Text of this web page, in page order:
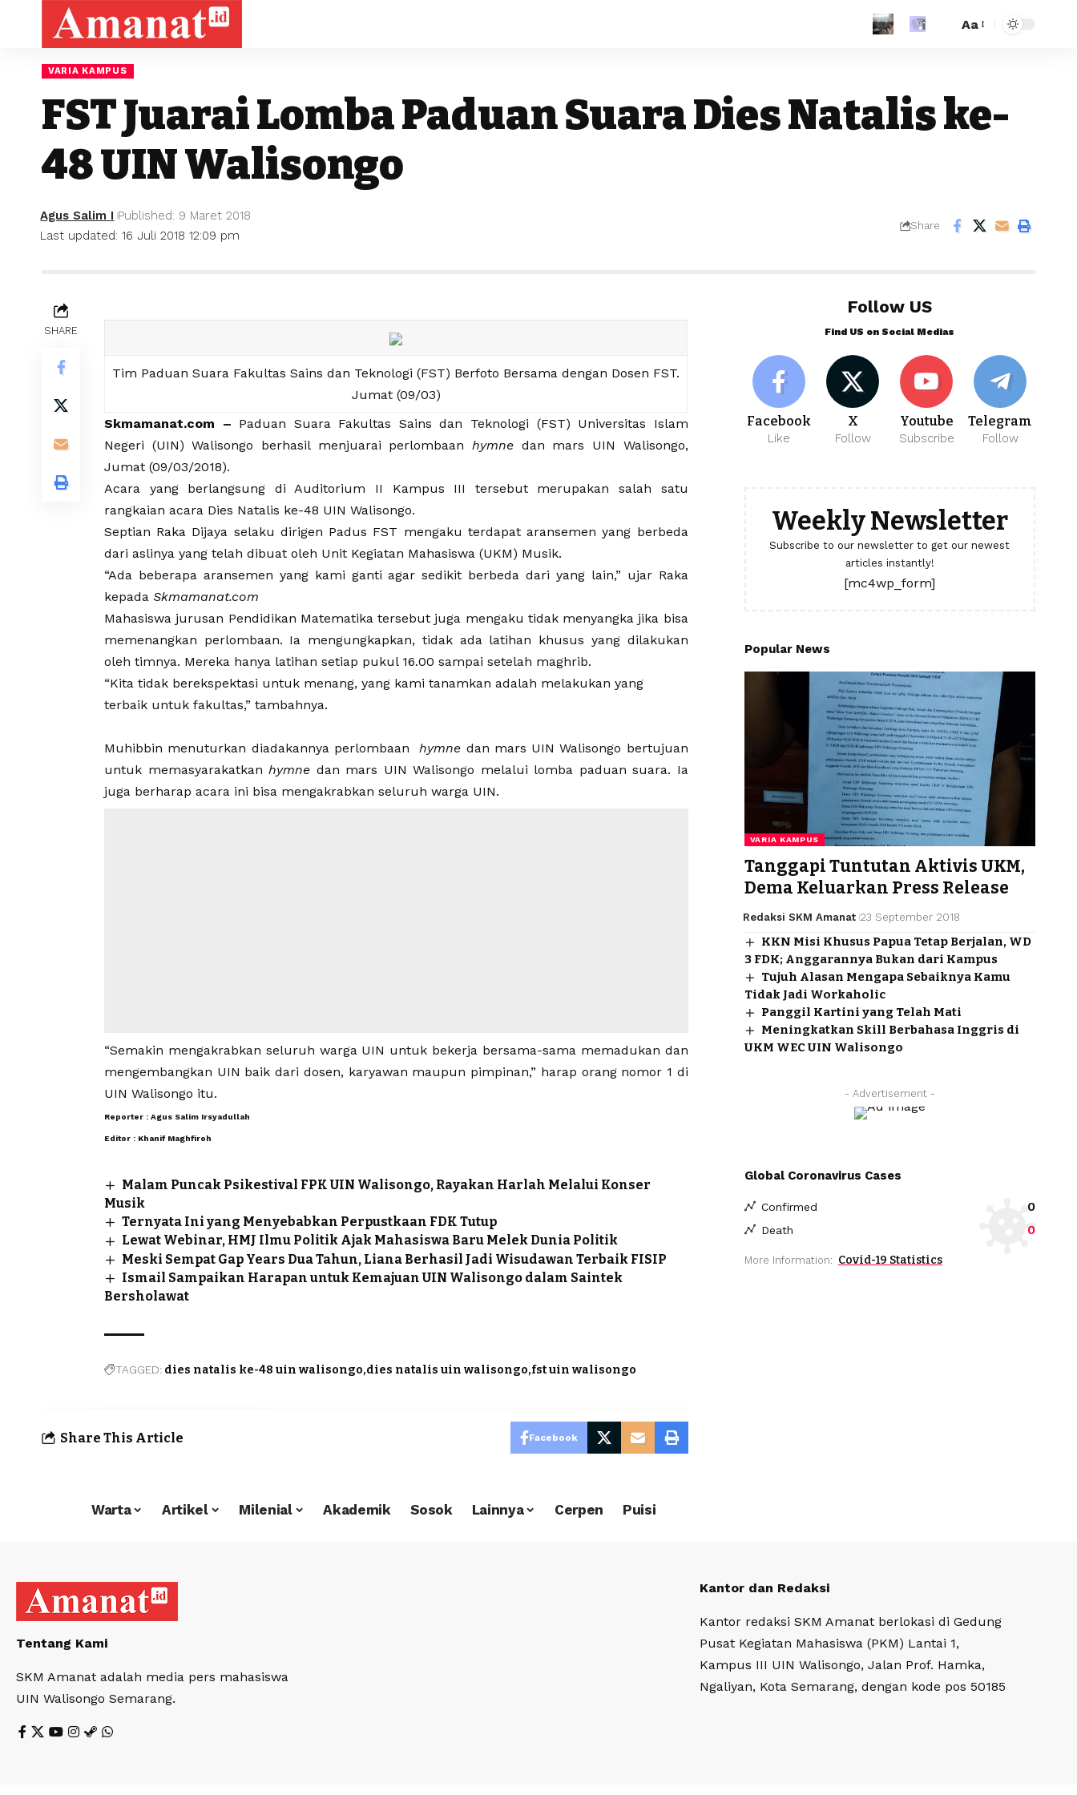
Aa
VARIA KAMPUS
FST Juarai Lomba Paduan Suara Dies Natalis ke-
48 UIN Walisongo
Last updated: 16 Juli 2018 12:09 pm
Agus Salim I Published: 9 Maret 2018
Share
SHARE
Tim Paduan Suara Fakultas Sains dan Teknologi (FST) Berfoto Bersama dengan Dosen FST.
Jumat (09/03)
Skmamanat.com – Paduan Suara Fakultas Sains dan Teknologi (FST) Universitas Islam
Negeri (UIN) Walisongo berhasil menjuarai perlombaanhymne dan mars UIN Walisongo,
Jumat (09/03/2018).
Acara yang berlangsung di Auditorium II Kampus III tersebut merupakan salah satu
rangkaian acara Dies Natalis ke-48 UIN Walisongo.
Septian Raka Dijaya selaku dirigen Padus FST mengaku terdapat aransemen yang berbeda
dari aslinya yang telah dibuat oleh Unit Kegiatan Mahasiswa (UKM) Musik.
“Ada beberapa aransemen yang kami ganti agar sedikit berbeda dari yang lain,” ujar Raka
kepada Skmamanat.com
Mahasiswa jurusan Pendidikan Matematika tersebut juga mengaku tidak menyangka jika bisa
memenangkan perlombaan. Ia mengungkapkan, tidak ada latihan khusus yang dilakukan
oleh timnya. Mereka hanya latihan setiap pukul 16.00 sampai setelah maghrib.
“Kita tidak berekspektasi untuk menang, yang kami tanamkan adalah melakukan yang
terbaik untuk fakultas,” tambahnya.
Muhibbin menuturkan diadakannya perlombaan hymne dan mars UIN Walisongo bertujuan
untuk memasyarakatkan hymne dan mars UIN Walisongo melalui lomba paduan suara. Ia
juga berharap acara ini bisa mengakrabkan seluruh warga UIN.
“Semakin mengakrabkan seluruh warga UIN untuk bekerja bersama-sama memadukan dan
mengembangkan UIN baik dari dosen, karyawan maupun pimpinan,” harap orang nomor 1 di
UIN Walisongo itu.
Reporter : Agus Salim Irsyadullah
Editor : Khanif Maghfiroh
Malam Puncak Psikestival FPK UIN Walisongo, Rayakan Harlah Melalui Konser
Musik
Ternyata Ini yang Menyebabkan Perpustkaan FDK Tutup
Lewat Webinar, HMJ Ilmu Politik Ajak Mahasiswa Baru Melek Dunia Politik
Meski Sempat Gap Years Dua Tahun, Liana Berhasil Jadi Wisudawan Terbaik FISIP
Ismail Sampaikan Harapan untuk Kemajuan UIN Walisongo dalam Saintek
Bersholawat
TAGGED: dies natalis ke-48 uin walisongo dies natalis uin walisongo fst uin walisongo
Share This Article Facebook
Follow US
Find US on Social Medias
Facebook
Like
X
Follow
Youtube
Subscribe
Telegram
Follow
Weekly Newsletter
Subscribe to our newsletter to get our newest
articles instantly!
[mc4wp_form]
Popular News
VARIA KAMPUS
Tanggapi Tuntutan Aktivis UKM,
Dema Keluarkan Press Release
Redaksi SKM Amanat 23 September 2018
KKN Misi Khusus Papua Tetap Berjalan, WD
3 FDK; Anggarannya Bukan dari Kampus
Tujuh Alasan Mengapa Sebaiknya Kamu
Tidak Jadi Workaholic
Panggil Kartini yang Telah Mati
Meningkatkan Skill Berbahasa Inggris di
UKM WEC UIN Walisongo
- Advertisement -
Global Coronavirus Cases
Confirmed 0
Death 0
More Information: Covid-19 Statistics
Warta Artikel Milenial Akademik Sosok Lainnya Cerpen Puisi
Tentang Kami
SKM Amanat adalah media pers mahasiswa
UIN Walisongo Semarang.
Kantor dan Redaksi
Kantor redaksi SKM Amanat berlokasi di Gedung
Pusat Kegiatan Mahasiswa (PKM) Lantai 1,
Kampus III UIN Walisongo, Jalan Prof. Hamka,
Ngaliyan, Kota Semarang, dengan kode pos 50185